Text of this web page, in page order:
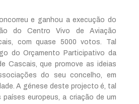
e ganhou a execução do
do Centro Vivo de Aviação
com quase 5000 votos. Tal
do Orçamento Participativo da
Cascais, que promove as ideias
do seu concelho, em
A génese deste projecto é, tal
europeus, a criação de um